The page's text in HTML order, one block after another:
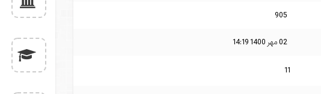
905
02 مهر 1400 14:19
11